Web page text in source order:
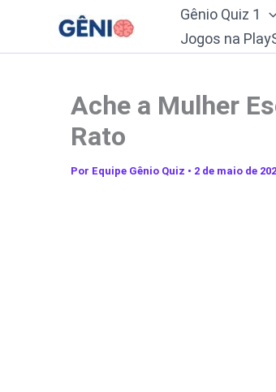
o
Gênio Quiz 1
Jogos na
Ache a Mulher
Rato
Por Equipe Gênio Quiz • 2 de maio de